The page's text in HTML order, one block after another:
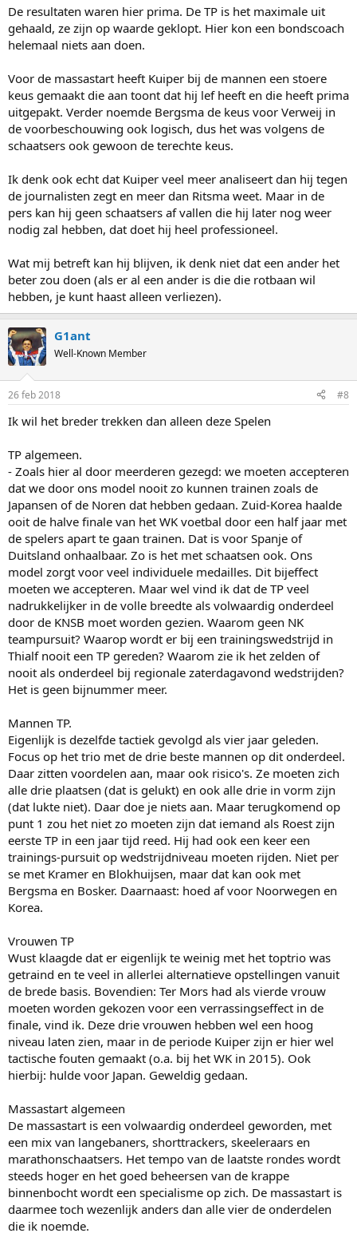
De resultaten waren hier prima. De TP is het maximale uit
gehaald, ze zijn op waarde geklopt. Hier kon een bondscoach
helemaal niets aan doen.
Voor de massastart heeft Kuiper bij de mannen een stoere
keus gemaakt die aan toont dat hij lef heeft en die heeft prima
uitgepakt. Verder noemde Bergsma de keus voor Verweij in
de voorbeschouwing ook logisch, dus het was volgens de
schaatsers ook gewoon de terechte keus.
Ik denk ook echt dat Kuiper veel meer analiseert dan hij tegen
de journalisten zegt en meer dan Ritsma weet. Maar in de
pers kan hij geen schaatsers af vallen die hij later nog weer
nodig zal hebben, dat doet hij heel professioneel.
Wat mij betreft kan hij blijven, ik denk niet dat een ander het
beter zou doen (als er al een ander is die die rotbaan wil
hebben, je kunt haast alleen verliezen).
G1ant
Well-Known Member
26 feb 2018 #8
Ik wil het breder trekken dan alleen deze Spelen
TP algemeen.
- Zoals hier al door meerderen gezegd: we moeten accepteren
dat we door ons model nooit zo kunnen trainen zoals de
Japansen of de Noren dat hebben gedaan. Zuid-Korea haalde
ooit de halve finale van het WK voetbal door een half jaar met
de spelers apart te gaan trainen. Dat is voor Spanje of
Duitsland onhaalbaar. Zo is het met schaatsen ook. Ons
model zorgt voor veel individuele medailles. Dit bijeffect
moeten we accepteren. Maar wel vind ik dat de TP veel
nadrukkelijker in de volle breedte als volwaardig onderdeel
door de KNSB moet worden gezien. Waarom geen NK
teampursuit? Waarop wordt er bij een trainingswedstrijd in
Thialf nooit een TP gereden? Waarom zie ik het zelden of
nooit als onderdeel bij regionale zaterdagavond wedstrijden?
Het is geen bijnummer meer.
Mannen TP.
Eigenlijk is dezelfde tactiek gevolgd als vier jaar geleden.
Focus op het trio met de drie beste mannen op dit onderdeel.
Daar zitten voordelen aan, maar ook risico's. Ze moeten zich
alle drie plaatsen (dat is gelukt) en ook alle drie in vorm zijn
(dat lukte niet). Daar doe je niets aan. Maar terugkomend op
punt 1 zou het niet zo moeten zijn dat iemand als Roest zijn
eerste TP in een jaar tijd reed. Hij had ook een keer een
trainings-pursuit op wedstrijdniveau moeten rijden. Niet per
se met Kramer en Blokhuijsen, maar dat kan ook met
Bergsma en Bosker. Daarnaast: hoed af voor Noorwegen en
Korea.
Vrouwen TP
Wust klaagde dat er eigenlijk te weinig met het toptrio was
getraind en te veel in allerlei alternatieve opstellingen vanuit
de brede basis. Bovendien: Ter Mors had als vierde vrouw
moeten worden gekozen voor een verrassingseffect in de
finale, vind ik. Deze drie vrouwen hebben wel een hoog
niveau laten zien, maar in de periode Kuiper zijn er hier wel
tactische fouten gemaakt (o.a. bij het WK in 2015). Ook
hierbij: hulde voor Japan. Geweldig gedaan.
Massastart algemeen
De massastart is een volwaardig onderdeel geworden, met
een mix van langebaners, shorttrackers, skeeleraars en
marathonschaatsers. Het tempo van de laatste rondes wordt
steeds hoger en het goed beheersen van de krappe
binnenbocht wordt een specialisme op zich. De massastart is
daarmee toch wezenlijk anders dan alle vier de onderdelen
die ik noemde.